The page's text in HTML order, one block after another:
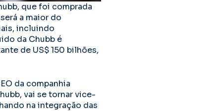
que foi comprada
a maior do
incluindo
da Chubb é
de US$ 150 bilhões,
da companhia
vai se tornar vice-
na integração das